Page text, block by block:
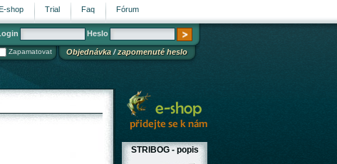
E-shop Trial Faq Fórum
Heslo
Zapamatovat Objednávka/zapomenuté heslo
STRIBOG - popis